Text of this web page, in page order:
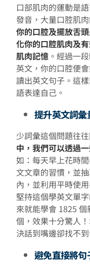
口部肌肉的運動是
發音，大量口腔肌
你的口腔及擺放舌
化你的口腔肌肉及
肌肉記憶 。經過一
英文，你的口腔便
讀出英文句子。這
語表達自己。
提升英文詞彙
少詞彙這個問題往
中，我們可以透過
如：每天早上花時
文文章的習慣，並
內，並利用平時使
堅持這個學英文單
來就能學會 1825
個，效果十分驚人
決話到嘴邊卻找不
避免直接將